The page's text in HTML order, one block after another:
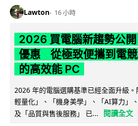
Lawton 16 小時
2026 買電腦新趨勢公
優惠 從極致便攜到電
的高效能 PC
2026 年的電腦選購基準已經全面升級
輕量化」、「機身美學」、「AI算力」
及「品質與售後服務」 已...
閱讀全文